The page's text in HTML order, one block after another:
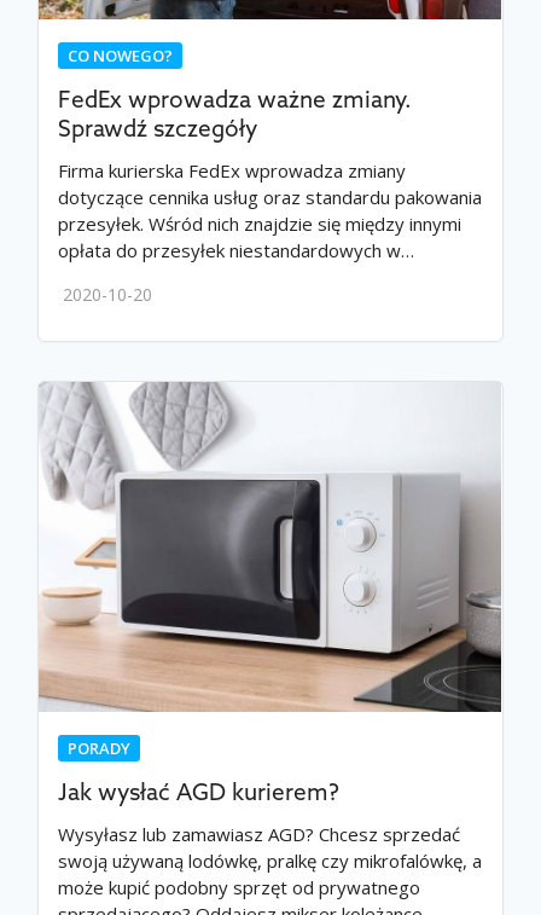
CO NOWEGO?
FedEx wprowadza ważne zmiany.
Sprawdź szczegóły
Firma kurierska FedEx wprowadza zmiany
dotyczące cennika usług oraz standardu pakowania
przesyłek. Wśród nich znajdzie się między innymi
opłata do przesyłek niestandardowych w…
2020-10-20
PORADY
Jak wysłać AGD kurierem?
Wysyłasz lub zamawiasz AGD? Chcesz sprzedać
swoją używaną lodówkę, pralkę czy mikrofalówkę, a
może kupić podobny sprzęt od prywatnego